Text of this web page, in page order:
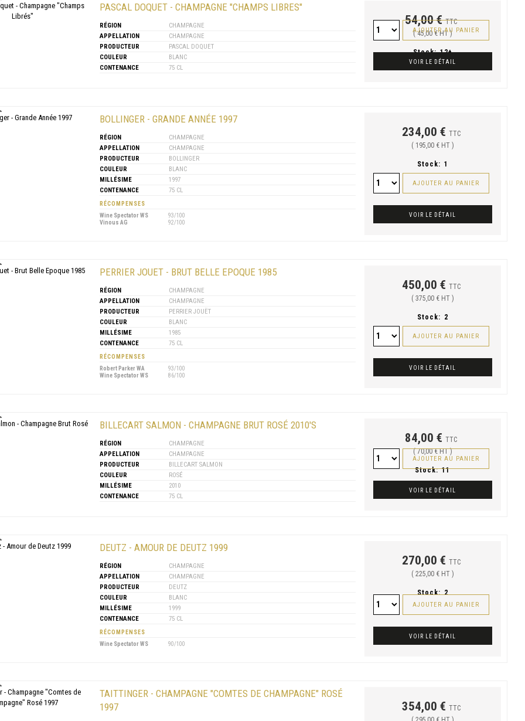
PASCAL DOQUET - CHAMPAGNE "CHAMPS LIBRES"
RÉGION
CHAMPAGNE
APPELLATION
CHAMPAGNE
PRODUCTEUR
PASCAL DOQUET
COULEUR
BLANC
CONTENANCE
75 CL
54,00 € TTC
( 45,00 € HT )
Stock: 12+
AJOUTER AU PANIER
VOIR LE DÉTAIL
BOLLINGER - GRANDE ANNÉE 1997
RÉGION
CHAMPAGNE
APPELLATION
CHAMPAGNE
PRODUCTEUR
BOLLINGER
COULEUR
BLANC
MILLÉSIME
1997
CONTENANCE
75 CL
RÉCOMPENSES
Wine Spectator WS
93/100
Vinous AG
92/100
234,00 € TTC
( 195,00 € HT )
Stock: 1
AJOUTER AU PANIER
VOIR LE DÉTAIL
PERRIER JOUET - BRUT BELLE EPOQUE 1985
RÉGION
CHAMPAGNE
APPELLATION
CHAMPAGNE
PRODUCTEUR
PERRIER JOUËT
COULEUR
BLANC
MILLÉSIME
1985
CONTENANCE
75 CL
RÉCOMPENSES
Robert Parker WA
93/100
Wine Spectator WS
86/100
450,00 € TTC
( 375,00 € HT )
Stock: 2
AJOUTER AU PANIER
VOIR LE DÉTAIL
BILLECART SALMON - CHAMPAGNE BRUT ROSÉ 2010'S
RÉGION
CHAMPAGNE
APPELLATION
CHAMPAGNE
PRODUCTEUR
BILLECART SALMON
COULEUR
ROSÉ
MILLÉSIME
2010
CONTENANCE
75 CL
84,00 € TTC
( 70,00 € HT )
Stock: 11
AJOUTER AU PANIER
VOIR LE DÉTAIL
DEUTZ - AMOUR DE DEUTZ 1999
RÉGION
CHAMPAGNE
APPELLATION
CHAMPAGNE
PRODUCTEUR
DEUTZ
COULEUR
BLANC
MILLÉSIME
1999
CONTENANCE
75 CL
RÉCOMPENSES
Wine Spectator WS
90/100
270,00 € TTC
( 225,00 € HT )
Stock: 2
AJOUTER AU PANIER
VOIR LE DÉTAIL
TAITTINGER - CHAMPAGNE "COMTES DE CHAMPAGNE" ROSÉ
1997
354,00 € TTC